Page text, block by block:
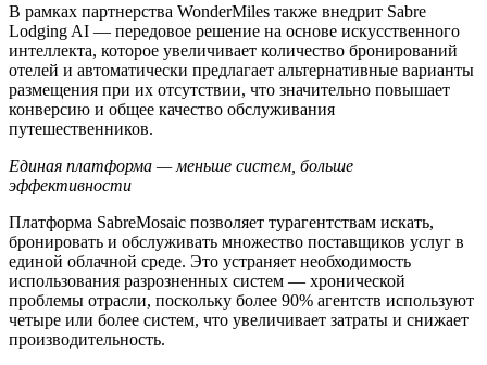
В рамках партнерства WonderMiles также внедрит Sabre
Lodging AI — передовое решение на основе искусственного
интеллекта, которое увеличивает количество бронирований
отелей и автоматически предлагает альтернативные варианты
размещения при их отсутствии, что значительно повышает
конверсию и общее качество обслуживания
путешественников.
Единая платформа — меньше систем, больше
эффективности
Платформа SabreMosaic позволяет турагентствам искать,
бронировать и обслуживать множество поставщиков услуг в
единой облачной среде. Это устраняет необходимость
использования разрозненных систем — хронической
проблемы отрасли, поскольку более 90% агентств используют
четыре или более систем, что увеличивает затраты и снижает
производительность.